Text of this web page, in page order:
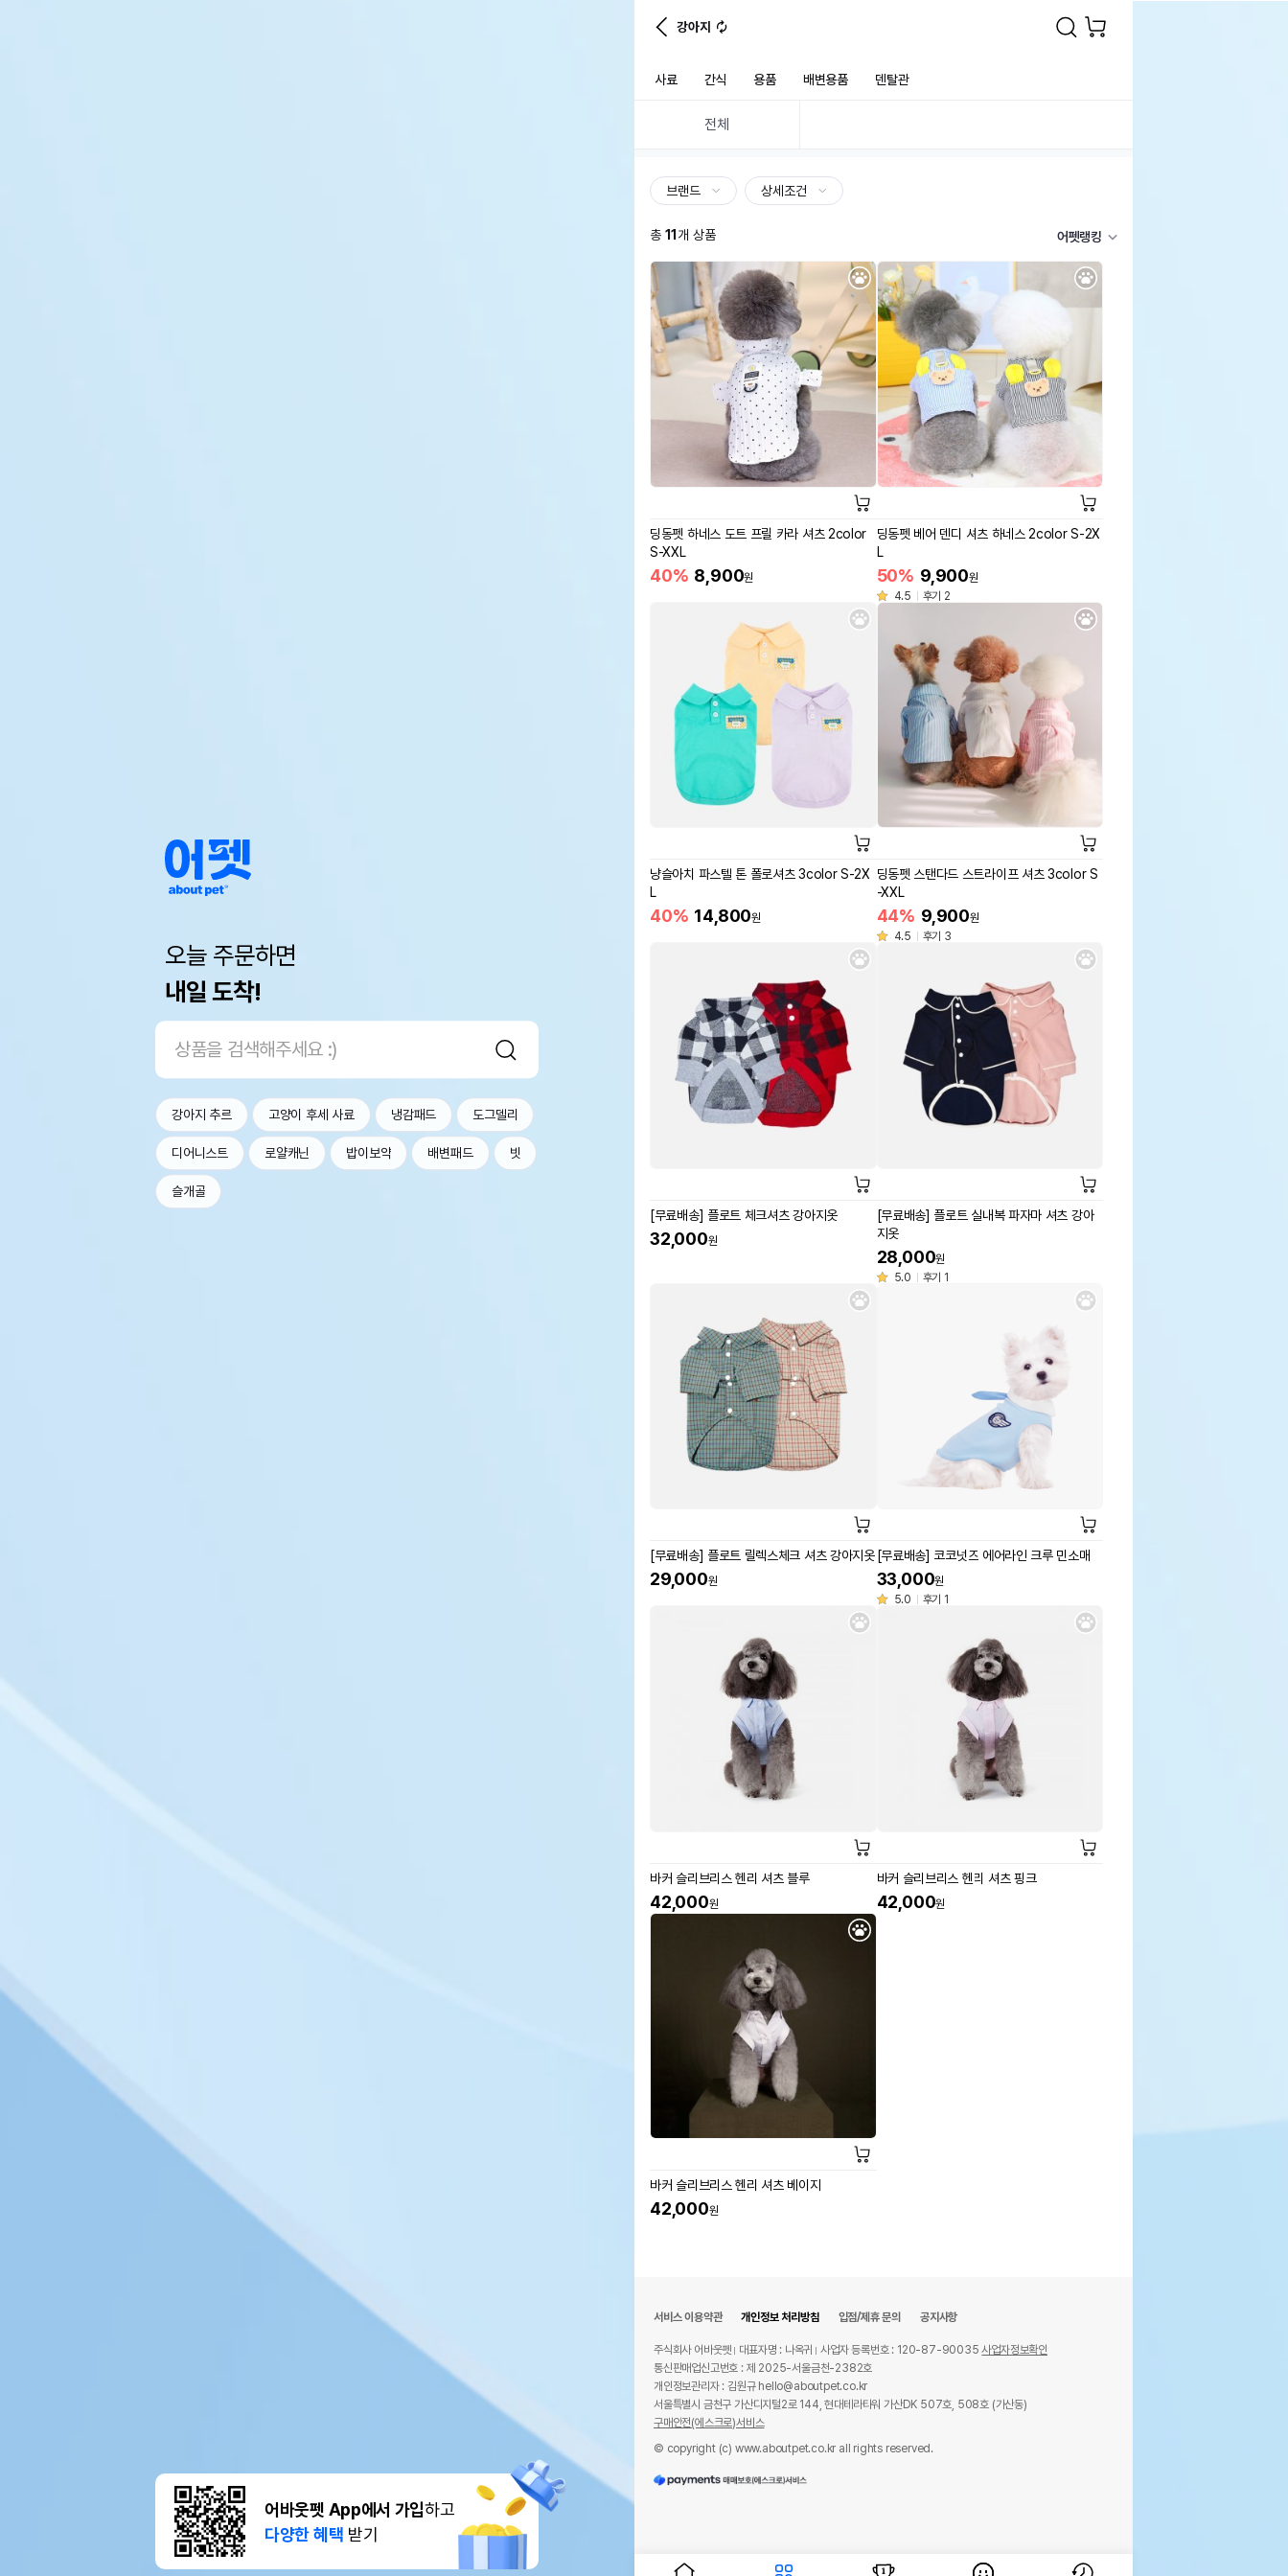
오늘 주문하면
내일 도착!
강아지 추르 고양이 후세 사료 냉감패드 도그델리
디어니스트 로얄캐닌 밥이보약 배변패드 빗
슬개골
어바웃펫 App에서 가입하고
다양한 혜택 받기
강아지
사료 간식 용품 배변용품 덴탈관
전체
브랜드 상세조건
총 11 개 상품 어펫랭킹
딩동펫 하네스 도트 프릴 카라 셔츠 2color
S-XXL
40% 8,900원
딩동펫 베어 덴디 셔츠 하네스 2color S-2X
L
50% 9,900원
4.5
후기 2
냥슬아치 파스텔 톤 폴로셔츠 3color S-2X
L
40% 14,800원
딩동펫 스탠다드 스트라이프 셔츠 3color S
-XXL
44% 9,900원
4.5
후기 3
[무료배송] 플로트 체크셔츠 강아지옷
32,000원
[무료배송] 플로트 실내복 파자마 셔츠 강아
지옷
28,000원
5.0
후기 1
[무료배송] 플로트 릴렉스체크 셔츠 강아지옷
29,000원
[무료배송] 코코넛즈 에어라인 크루 민소매
33,000원
5.0
후기 1
바커 슬리브리스 헨리 셔츠 블루
42,000원
바커 슬리브리스 헨리 셔츠 핑크
42,000원
바커 슬리브리스 헨리 셔츠 베이지
42,000원
서비스 이용약관 개인정보 처리방침 입점/제휴 문의 공지사항
주식회사 어바웃펫 대표자명 : 나옥귀 사업자 등록번호 : 120-87-90035사업자정보확인
통신판매업신고번호 : 제 2025-서울금천-2382호
개인정보관리자 : 김원규 hello@aboutpet.co.kr
서울특별시 금천구 가산디지털2로 144, 현대테라타워 가산DK 507호, 508호 (가산동)
구매안전(에스크로)서비스
© copyright (c) www.aboutpet.co.kr all rights reserved.